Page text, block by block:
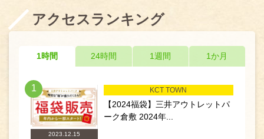
アクセスランキング
1時間 24時間 1週間 1か月
1
2023.12.15
KCT TOWN
【2024福袋】三井アウトレットパ
ーク倉敷 2024年...